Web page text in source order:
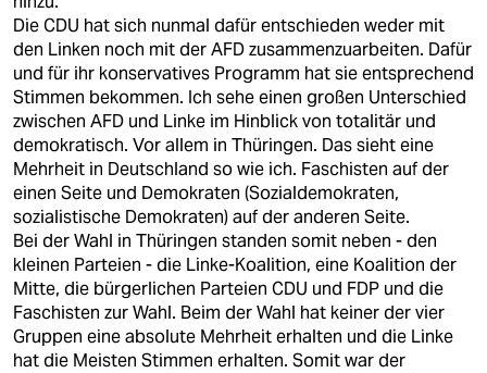
Die CDU hat sich nunmal dafür entschieden weder mit
den Linken noch mit der AFD zusammenzuarbeiten. Dafür
und für ihr konservatives Programm hat sie entsprechend
Stimmen bekommen. Ich sehe einen großen Unterschied
zwischen AFD und Linke im Hinblick von totalitär und
demokratisch. Vor allem in Thüringen. Das sieht eine
Mehrheit in Deutschland so wie ich. Faschisten auf der
einen Seite und Demokraten (Sozialdemokraten,
sozialistische Demokraten) auf der anderen Seite.
Bei der Wahl in Thüringen standen somit neben - den
kleinen Parteien - die Linke-Koalition, eine Koalition der
Mitte, die bürgerlichen Parteien CDU und FDP und die
Faschisten zur Wahl. Beim der Wahl hat keiner der vier
Gruppen eine absolute Mehrheit erhalten und die Linke
hat die Meisten Stimmen erhalten. Somit war der